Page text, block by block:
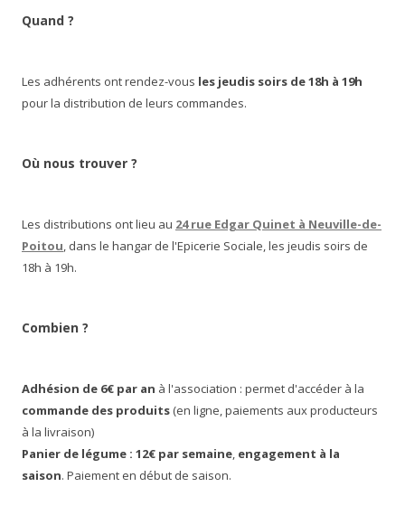
Quand ?
Les adhérents ont rendez-vous les jeudis soirs de 18h à 19h
pour la distribution de leurs commandes.
Où nous trouver ?
Les distributions ont lieu au 24 rue Edgar Quinet à Neuville-de-
Poitou, dans le hangar de l'Epicerie Sociale, les jeudis soirs de
18h à 19h.
Combien ?
Adhésion de 6€ par an à l'association : permet d'accéder à la
commande des produits (en ligne, paiements aux producteurs
à la livraison)
Panier de légume : 12€ par semaine, engagement à la
saison. Paiement en début de saison.